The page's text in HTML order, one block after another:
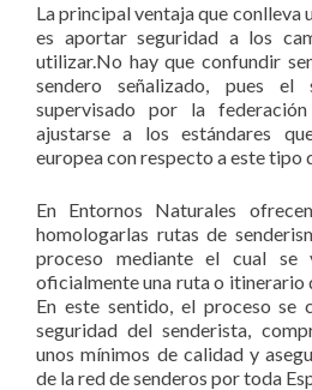
La principal ventaja que conlleva
es aportar seguridad a los
utilizar.No hay que confundir
sendero señalizado, pues
supervisado por la
ajustarse a los estándares
europea con respecto a este tipo
En Entornos Naturales
homologarlas rutas de
proceso mediante el cual se
oficialmente una ruta o
En este sentido, el proceso se
seguridad del senderista,
unos mínimos de calidad y
de la red de senderos por toda